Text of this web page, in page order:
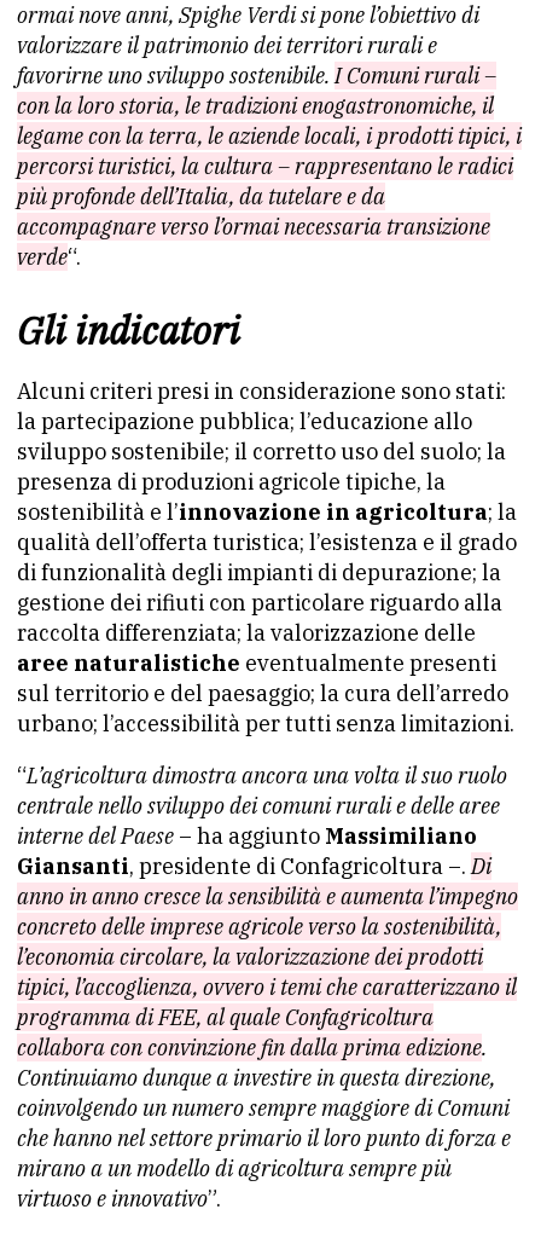
ormai nove anni, Spighe Verdi si pone l’obiettivo di
valorizzare il patrimonio dei territori rurali e
favorirne uno sviluppo sostenibile.I Comuni rurali –
con la loro storia, le tradizioni enogastronomiche, il
legame con la terra, le aziende locali, i prodotti tipici, i
percorsi turistici, la cultura – rappresentano le radici
più profonde dell’Italia, da tutelare e da
accompagnare verso l’ormai necessaria transizione
verde“.
Gli indicatori
Alcuni criteri presi in considerazione sono stati:
la partecipazione pubblica; l’educazione allo
sviluppo sostenibile; il corretto uso del suolo; la
presenza di produzioni agricole tipiche, la
sostenibilità e l’innovazione in agricoltura; la
qualità dell’offerta turistica; l’esistenza e il grado
di funzionalità degli impianti di depurazione; la
gestione dei rifiuti con particolare riguardo alla
raccolta differenziata; la valorizzazione delle
aree naturalistiche eventualmente presenti
sul territorio e del paesaggio; la cura dell’arredo
urbano; l’accessibilità per tutti senza limitazioni.
“L’agricoltura dimostra ancora una volta il suo ruolo
centrale nello sviluppo dei comuni rurali e delle aree
interne del Paese – ha aggiunto Massimiliano
Giansanti, presidente di Confagricoltura –.Di
anno in anno cresce la sensibilità e aumenta l’impegno
concreto delle imprese agricole verso la sostenibilità,
l’economia circolare, la valorizzazione dei prodotti
tipici, l’accoglienza, ovvero i temi che caratterizzano il
programma di FEE, al quale Confagricoltura
collabora con convinzione fin dalla prima edizione.
Continuiamo dunque a investire in questa direzione,
coinvolgendo un numero sempre maggiore di Comuni
che hanno nel settore primario il loro punto di forza e
mirano a un modello di agricoltura sempre più
virtuoso e innovativo”.